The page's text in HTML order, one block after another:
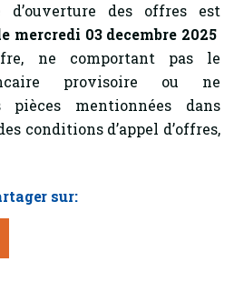
d’ouverture des offres est
mercredi 03 decembre 2025
ne comportant pas le
provisoire ou ne
mentionnées dans
conditions d’appel d’offres,
sur: